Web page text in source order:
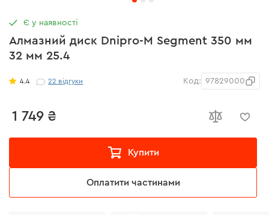
Алмазний диск Dnipro-M Segment 350 мм
32 мм 25.4
4.4 22 відгуки Код: 97829000
1 749 ₴
Купити
Оплатити частинами
Є у наявності